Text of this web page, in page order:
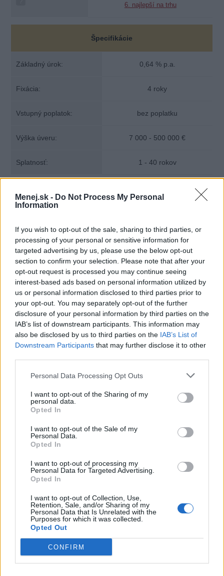
Menej.sk - Do Not Process My Personal
Information
If you wish to opt-out of the sale, sharing to third parties, or
processing of your personal or sensitive information for
targeted advertising by us, please use the below opt-out
section to confirm your selection. Please note that after your
opt-out request is processed you may continue seeing
interest-based ads based on personal information utilized by
us or personal information disclosed to third parties prior to
your opt-out. You may separately opt-out of the further
disclosure of your personal information by third parties on the
IAB’s list of downstream participants. This information may
also be disclosed by us to third parties on the IAB’s List of
Downstream Participants that may further disclose it to other
Personal Data Processing Opt Outs
I want to opt-out of the Sharing of my
personal data.
Opted In
I want to opt-out of the Sale of my
Personal Data.
Opted In
I want to opt-out of processing my
Personal Data for Targeted Advertising.
Opted In
I want to opt-out of Collection, Use,
Retention, Sale, and/or Sharing of my
Personal Data that Is Unrelated with the
Purposes for which it was collected.
Opted Out
CONFIRM
6. najlepší na trhu
Špecifikácie
Základný úrok: 0,64 % p.a.
Fixácia: 4 roky
Vstupný poplatok: bez poplatku
Výška úveru: 7 000 - 500 000 €
Splatnosť: 1 - 40 rokov
Poznámky:
Vybavenie a poskytnutie mHypotéky zadarmo
Založenie a vedenie úverového aj osobného účtu
zadarmo
Výška úveru až do 100 % hodnoty nehnuteľnosti
Možnosť mimoriadnych splátok zadarmo
S poistením k mHypotéke si znížite úrokovú
sadzbu o 0,25 %.
Uvedená úroková szdzba platí pre hypotéky pod